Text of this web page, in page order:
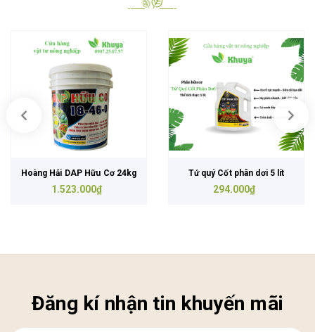
Hoàng Hải DAP Hữu Cơ 24kg
1.523.000₫
Tứ quý Cốt phân dơi 5 lít
294.000₫
Đăng kí nhận tin khuyến mãi